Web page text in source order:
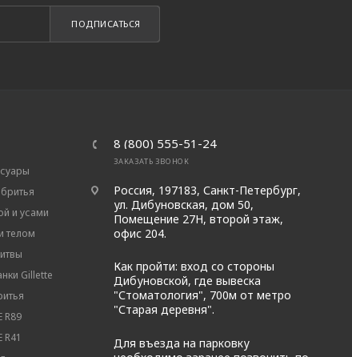
ПОДПИСАТЬСЯ
и усами
телом
Gillette
R89
8 (800) 555-51-24
ЗАКАЗАТЬ ЗВОНОК
Россия, 197183, Санкт-Петербург,
ул. Дибуновская, дом 50,
Помещение 27Н, второй этаж,
офис 204.
Как пройти: вход со стороны
Дибуновской, где вывеска
"Стоматология", 700м от метро
"Старая деревня".
Для въезда на парковку